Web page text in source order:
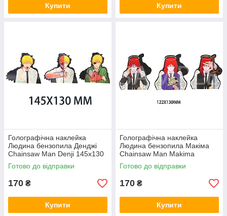
Купити Купити
Голографічна наклейка
Людина бензопила Денджі
Chainsaw Man Denji 145x130
мм
Готово до відправки
170 ₴
Купити
Голографічна наклейка
Людина бензопила Макіма
Chainsaw Man Makima
122x130 мм
Готово до відправки
170 ₴
Купити